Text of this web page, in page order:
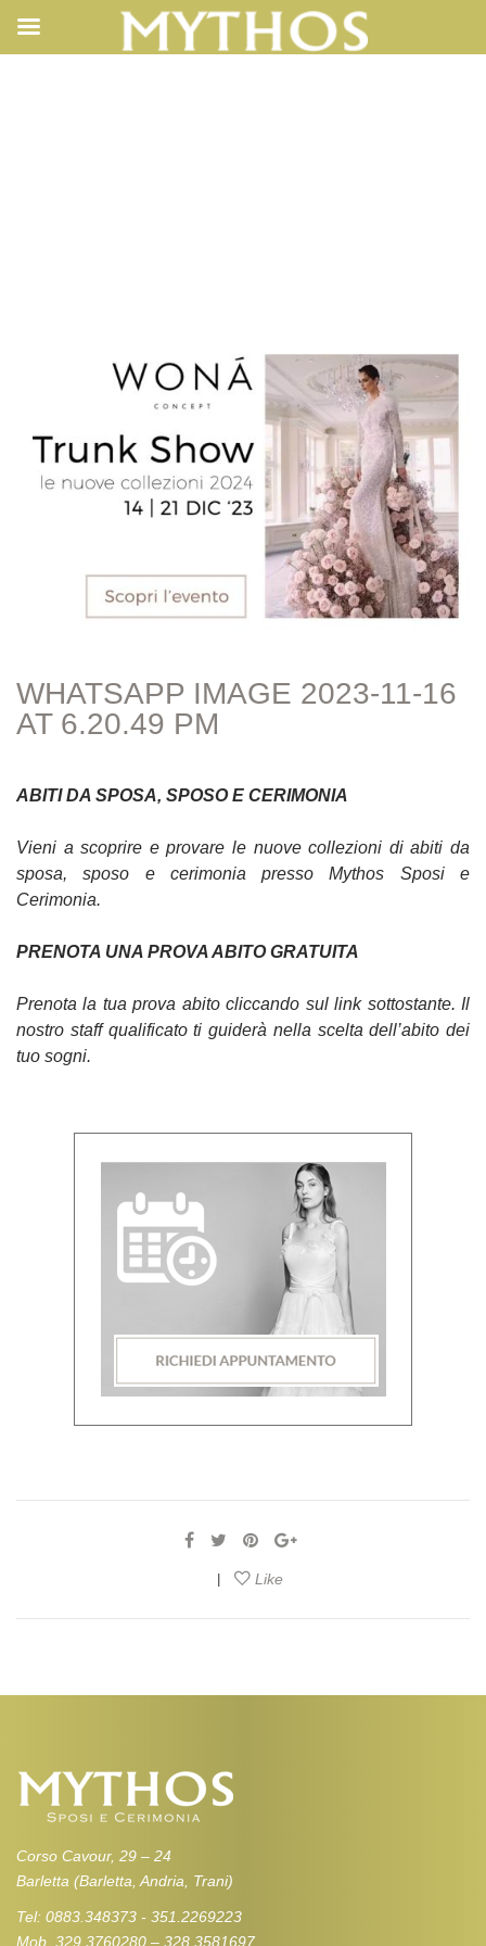
WHATSAPP IMAGE 2023-11-16
AT 6.20.49 PM
ABITI DA SPOSA, SPOSO E CERIMONIA
Vieni a scoprire e provare le nuove collezioni di abiti da
sposa, sposo e cerimonia presso Mythos Sposi e
Cerimonia.
PRENOTA UNA PROVA ABITO GRATUITA
Prenota la tua prova abito cliccando sul link sottostante. Il
nostro staff qualificato ti guiderà nella scelta dell’abito dei
tuo sogni.
Like
Corso Cavour, 29 – 24
Barletta (Barletta, Andria, Trani)
Tel: 0883.348373 - 351.2269223
Mob. 329.3760280 – 328.3581697